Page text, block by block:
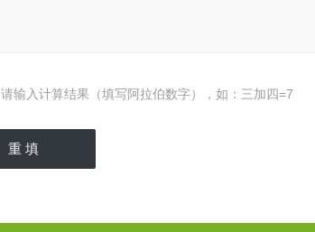
请输入计算结果（填写阿拉伯数字），如：三加四=7